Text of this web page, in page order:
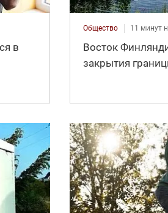
в
Общество 11 минут
Восток
закрытия